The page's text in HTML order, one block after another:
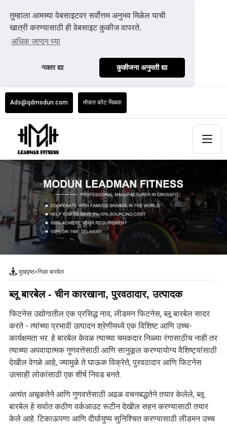
तुम्हाला आमच्या वेबसाइटवर सर्वोत्तम अनुभव मिळेल याची
खात्री करण्यासाठी ही वेबसाइट कुकीज वापरते.
अधिक जाणून घ्या
नकार द्या कुकीजना अनुमती द्या
Ads@qdmodun.com मोफत कोट मिळवा
मुखपृष्ठ>निळा बारबेल
ब्लू बारबेल - चीन कारखाना, पुरवठादार, उत्पादक
फिटनेस उद्योगातील एक प्रसिद्ध नाव, लीडमन फिटनेस, ब्लू बारबेल सादर
करते - त्यांच्या प्रभावी उत्पादन श्रेणीमध्ये एक विशिष्ट आणि उच्च-
कार्यक्षमता भर. हे बारबेल केवळ त्याच्या चमकदार निळ्या रंगासाठीच नाही तर
त्याच्या अपवादात्मक गुणवत्तेसाठी आणि सानुकूल करण्यायोग्य वैशिष्ट्यांसाठी
देखील वेगळे आहे, ज्यामुळे ते घाऊक विक्रेते, पुरवठादार आणि फिटनेस
उत्साही लोकांसाठी एक शीर्ष निवड बनते.
अत्यंत अचूकतेने आणि गुणवत्तेसाठी अढळ वचनबद्धतेने तयार केलेले, ब्लू
बारबेल हे सर्वात कठीण वर्कआउट रूटीन देखील सहन करण्यासाठी तयार
केले आहे. टिकाऊपणा आणि दीर्घायुष्य सुनिश्चित करण्यासाठी लीडमन उच्च